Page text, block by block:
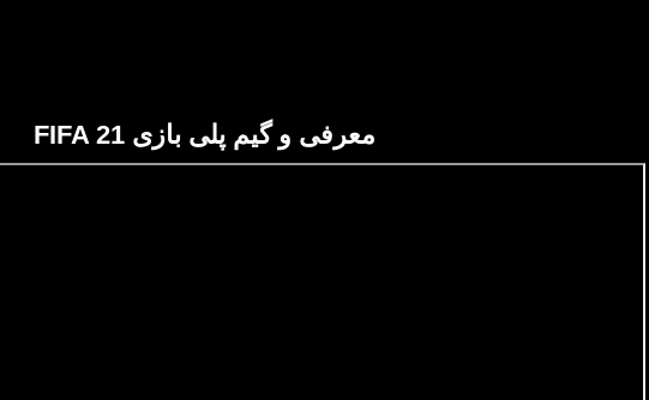
معرفی و گیم پلی بازی FIFA 21